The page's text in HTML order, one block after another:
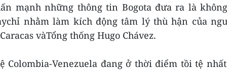
mạnh những thông tin Bogota đưa ra là
nhằm làm kích động tâm lý thù hận của
vàTổng thống Hugo Chávez.
Colombia-Venezuela đang ở thời điểm tồi tệ